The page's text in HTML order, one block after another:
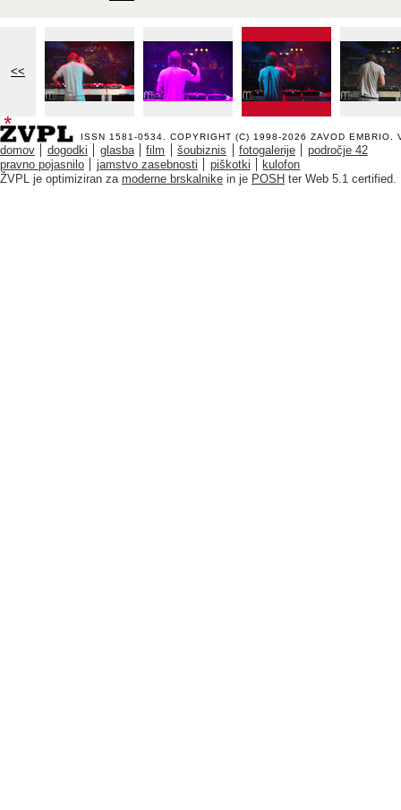
<<
ISSN 1581-0534. COPYRIGHT (C) 1998-2026 ZAVOD EMBRIO .
domov dogodki glasba film šoubiznis fotogalerije
področje 42
pravno pojasnilo
jamstvo zasebnosti piškotki
kulofon
ŽVPL je optimiziran za moderne brskalnike in je POSH ter Web 5.1 certified.